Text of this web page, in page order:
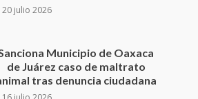
16 julio 2026
FGR lo investiga por
presuntos delitos de
delincuencia organizada y